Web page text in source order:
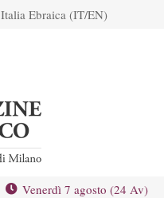
Italia Ebraica (IT/EN)
Venerdì 7 agosto (24 Av)